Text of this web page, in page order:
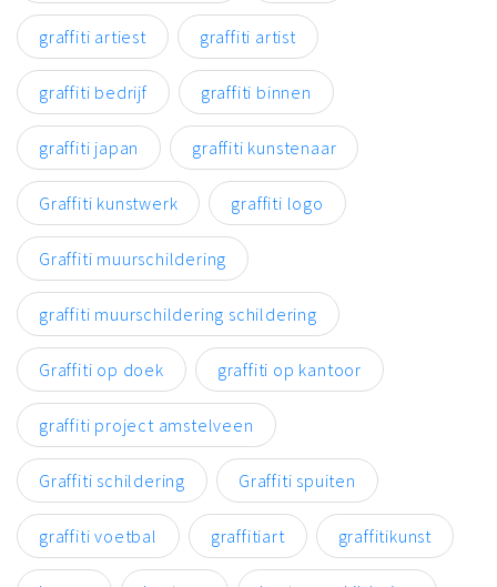
graffiti artiest graffiti artist
graffiti bedrijf graffiti binnen
graffiti japan graffiti kunstenaar
Graffiti kunstwerk graffiti logo
Graffiti muurschildering
graffiti muurschildering schildering
Graffiti op doek graffiti op kantoor
graffiti project amstelveen
Graffiti schildering Graffiti spuiten
graffiti voetbal graffitiart graffitikunst